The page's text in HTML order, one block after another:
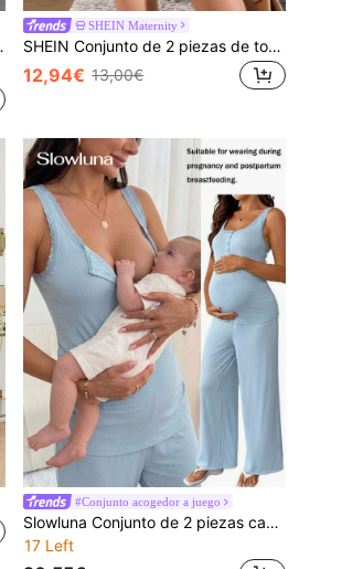
SHEIN Maternity
SHEIN Conjunto de 2 piezas de top de manga corta con lazo delantero y shorts a rayas para maternidad, conjunto de verano cómodo y casual amigable para la lactancia para mujeres
12,94€ 13,00€
#Conjunto acogedor a juego
Slowluna Conjunto de 2 piezas casual para uso diario de maternidad con top de lactancia de unicolor y pantalones largos con cintura ajustable
17 Left